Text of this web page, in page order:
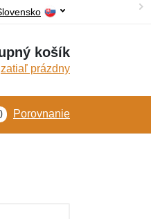
košík
zatiaľ prázdny
Porovnanie